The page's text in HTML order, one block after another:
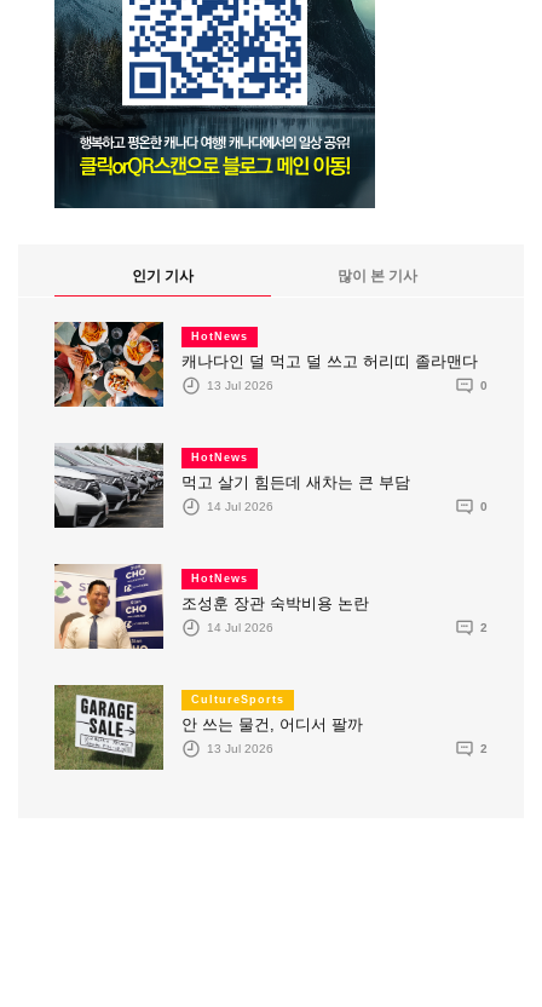
인기 기사 많이 본 기사
HotNews
캐나다인 덜 먹고 덜 쓰고 허리띠 졸라맨다
13 Jul 2026 0
HotNews
먹고 살기 힘든데 새차는 큰 부담
14 Jul 2026 0
HotNews
조성훈 장관 숙박비용 논란
14 Jul 2026 2
CultureSports
안 쓰는 물건, 어디서 팔까
13 Jul 2026 2